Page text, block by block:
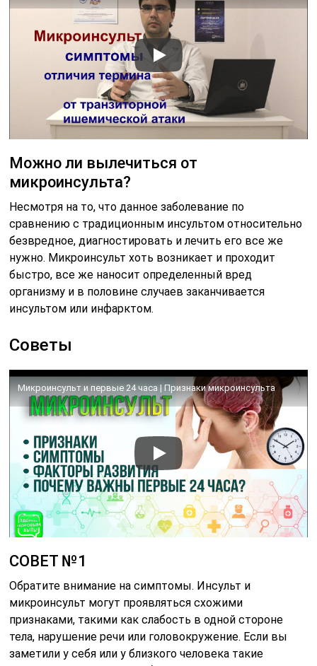
Можно ли вылечиться от
микроинсульта?
Несмотря на то, что данное заболевание по
сравнению с традиционным инсультом относительно
безвредное, диагностировать и лечить его все же
нужно. Микроинсульт хоть возникает и проходит
быстро, все же наносит определенный вред
организму и в половине случаев заканчивается
инсультом или инфарктом.
Советы
Микроинсульт и первые 24 часа | Признаки микроинсульта
СОВЕТ №1
Обратите внимание на симптомы. Инсульт и
микроинсульт могут проявляться схожими
признаками, такими как слабость в одной стороне
тела, нарушение речи или головокружение. Если вы
заметили у себя или у близкого человека такие